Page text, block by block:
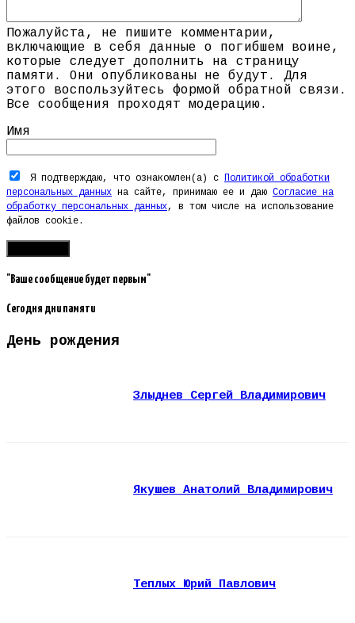
Пожалуйста, не пишите комментарии,
включающие в себя данные о погибшем воине,
которые следует дополнить на страницу
памяти. Они опубликованы не будут. Для
этого воспользуйтесь формой обратной связи.
Все сообщения проходят модерацию.
Имя
Я подтверждаю, что ознакомлен(а) с
Политикой обработки
персональных данных на сайте, принимаю ее и даю Согласие на
обработку персональных данных, в том числе на использование
файлов cookie.
"Ваше сообщение будет первым"
Сегодня дни памяти
День рождения
Злыднев Сергей Владимирович
Якушев Анатолий Владимирович
Теплых Юрий Павлович